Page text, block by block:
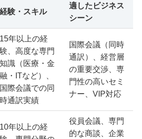
経験・スキル
適したビジネス
シーン
15年以上の経
験、高度な専門
知識（医療・金
融・ITなど）、
国際会議での同
時通訳実績
国際会議（同時
通訳）、経営層
の重要交渉、専
門性の高いセミ
ナー、VIP対応
10年以上の経
役員会議、専門
的な商談、企業